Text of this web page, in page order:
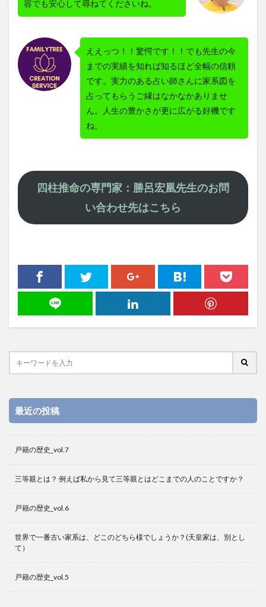
容でも安心して尋ねてくださいね。
ええっつ！！驚愕です！！でも先生の今
までの実績を知れば知るほど全幅の信頼
です。実力のある占い師さんに家系図を
占ってもらうご縁はなかなかありませ
ん。人生の豊かさが更に広がる好機です
ね。
四柱推命の専門家：勝呂宏凰先生のお問
い合わせ先はこちら
最近の投稿
戸籍の歴史_vol.7
三等親とは？ 例えば私から見て三等親とはどこまでの人のことですか？
戸籍の歴史_vol.6
世界で一番古い家系は、どこのどちら様でしょうか？(天皇家は、別とし
て）
戸籍の歴史_vol.5